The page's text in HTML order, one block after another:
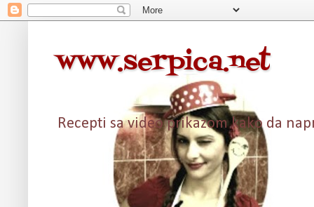
www.serpica.net
Recepti sa video prikazom kako da